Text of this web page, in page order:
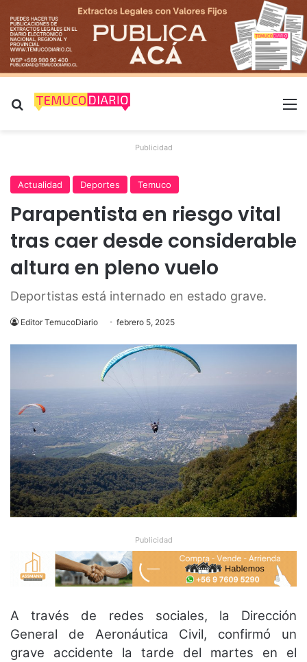
Buscar por
Publicidad
Actualidad Deportes Temuco
Parapentista en riesgo vital
tras caer desde considerable
altura en pleno vuelo
Deportistas está internado en estado grave.
Editor TemucoDiario febrero 5, 2025
Publicidad
A través de redes sociales, la Dirección
General de Aeronáutica Civil, confirmó un
grave accidente la tarde del martes en el